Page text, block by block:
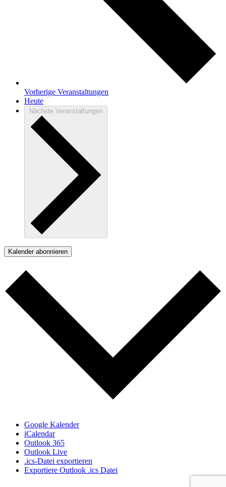
Vorherige Veranstaltungen
Heute
Nächste Veranstaltungen
Kalender abonnieren
Google Kalender
iCalendar
Outlook 365
Outlook Live
.ics-Datei exportieren
Exportiere Outlook .ics Datei